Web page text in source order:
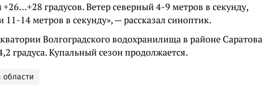
градусов. Ветер северный 4-9 метров в секунду,
14 метров в секунду», — рассказал синоптик.
Волгоградского водохранилища в районе Саратова
градуса. Купальный сезон продолжается.
области